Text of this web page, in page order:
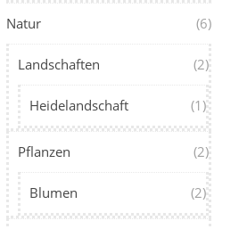
Natur (6)
Landschaften (2)
Heidelandschaft (1)
Pflanzen (2)
Blumen (2)